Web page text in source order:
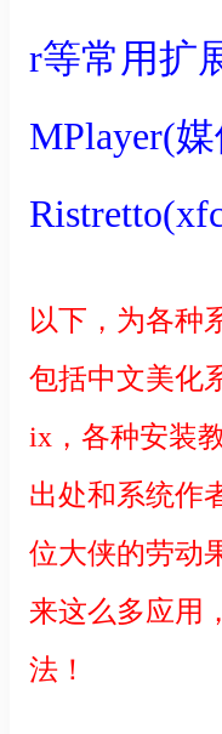
r等常用扩
MPlayer(
以下，为各种
包括中文美化
ix，各种安装
出处和系统作
位大侠的劳动
来这么多应用
法！